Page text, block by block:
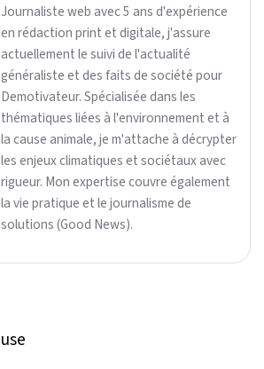
Journaliste web avec 5 ans d'expérience
en rédaction print et digitale, j'assure
actuellement le suivi de l'actualité
généraliste et des faits de société pour
Demotivateur. Spécialisée dans les
thématiques liées à l'environnement et à
la cause animale, je m'attache à décrypter
les enjeux climatiques et sociétaux avec
rigueur. Mon expertise couvre également
la vie pratique et le journalisme de
solutions (Good News).